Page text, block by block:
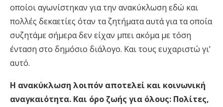
οποίοι αγωνίστηκαν για την ανακύκλωση εδώ και
πολλές δεκαετίες όταν τα ζητήματα αυτά για τα οποία
συζητάμε σήμερα δεν είχαν μπει ακόμα με τόση
ένταση στο δημόσιο διάλογο. Και τους ευχαριστώ γι’
αυτό.
H ανακύκλωση λοιπόν αποτελεί και κοινωνική
αναγκαιότητα. Και όρο ζωής για όλους: Πολίτες,